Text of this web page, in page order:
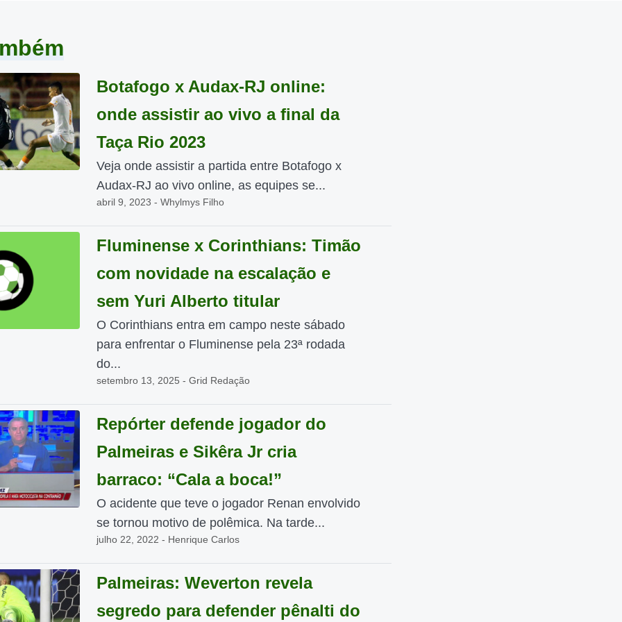
Botafogo x Audax-RJ online:
onde assistir ao vivo a final da
Taça Rio 2023
Veja onde assistir a partida entre Botafogo x
Audax-RJ ao vivo online, as equipes se...
abril 9, 2023 - Whylmys Filho
Fluminense x Corinthians: Timão
com novidade na escalação e
sem Yuri Alberto titular
O Corinthians entra em campo neste sábado
para enfrentar o Fluminense pela 23ª rodada
do...
setembro 13, 2025 - Grid Redação
Repórter defende jogador do
Palmeiras e Sikêra Jr cria
barraco: “Cala a boca!”
O acidente que teve o jogador Renan envolvido
se tornou motivo de polêmica. Na tarde...
julho 22, 2022 - Henrique Carlos
Palmeiras: Weverton revela
segredo para defender pênalti do